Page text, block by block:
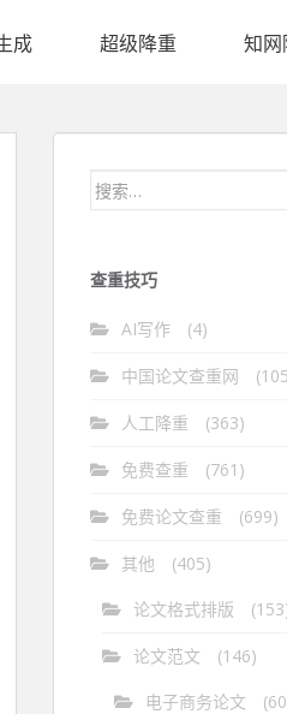
成 超级降重 知网
搜
查重技巧
AI写作 (4)
中国论文查重网
人工降重 (363)
免费查重 (761)
免费论文查重 (699)
其他
(405)
论文格式排版
论文范文
(146)
电子商务论文